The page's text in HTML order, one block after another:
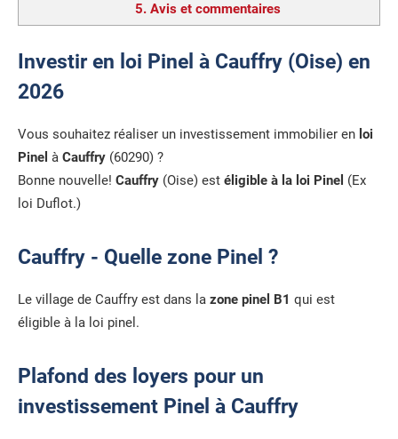
5. Avis et commentaires
Investir en loi Pinel à Cauffry (Oise) en
2026
Vous souhaitez réaliser un investissement immobilier en loi
Pinel à Cauffry (60290) ?
Bonne nouvelle! Cauffry (Oise) est éligible à la loi Pinel (Ex
loi Duflot.)
Cauffry - Quelle zone Pinel ?
Le village de Cauffry est dans la zone pinel B1 qui est
éligible à la loi pinel.
Plafond des loyers pour un
investissement Pinel à Cauffry